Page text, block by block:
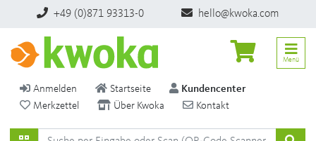
+49 (0)871 93313-0 hello@kwoka.com
Anmelden Startseite
Kundencenter
Merkzettel
Über Kwoka Kontakt
Menü